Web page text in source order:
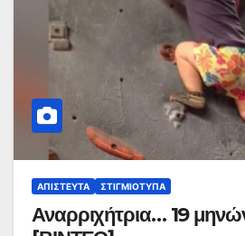
ΑΠΊΣΤΕΥΤΑ ΣΤΙΓΜΙΌΤΥΠΑ
Αναρριχήτρια… 19